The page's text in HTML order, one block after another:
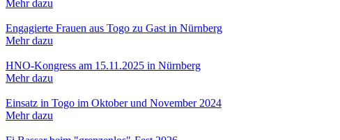
Mehr dazu
Engagierte Frauen aus Togo zu Gast in Nürnberg
Mehr dazu
HNO-Kongress am 15.11.2025 in Nürnberg
Mehr dazu
Einsatz in Togo im Oktober und November 2024
Mehr dazu